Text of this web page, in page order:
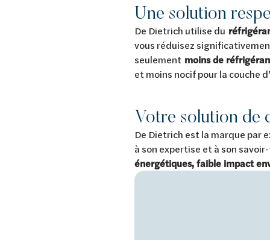
Une solution
De Dietrich utilise du
vous réduisez
seulement moins de
et moins nocif pour la couche
Votre solution de
De Dietrich est la marque par
à son expertise et à son
énergétiques, faible impact